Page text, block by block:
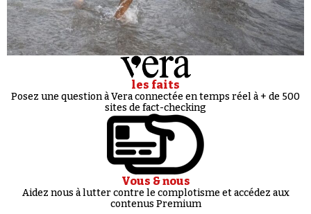
les faits
Posez une question à Vera connectée en temps réel à + de 500
sites de fact-checking
Vous & nous
Aidez nous à lutter contre le complotisme et accédez aux
contenus Premium